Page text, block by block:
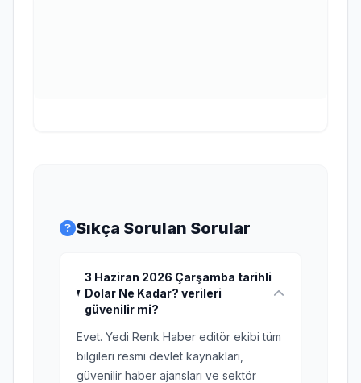
Sıkça Sorulan Sorular
3 Haziran 2026 Çarşamba tarihli
Dolar Ne Kadar? verileri
güvenilir mi?
Evet. Yedi Renk Haber editör ekibi tüm
bilgileri resmi devlet kaynakları,
güvenilir haber ajansları ve sektör